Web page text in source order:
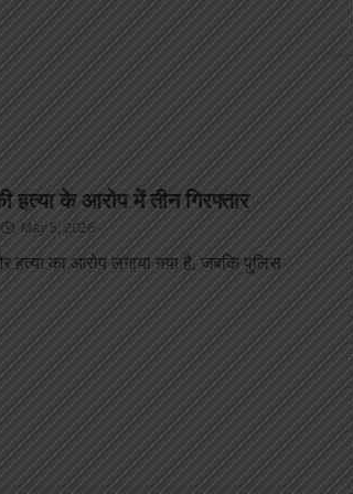
हत्या के आरोप में तीन गिरफ्तार
May 5, 2026
हत्या का आरोप लगाया गया है, जबकि पुलिस